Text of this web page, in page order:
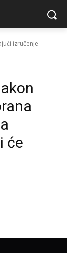
izručenje
će